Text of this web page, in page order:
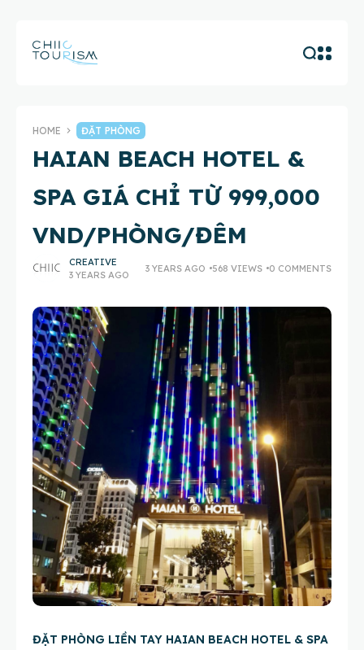
HOME ĐẶT PHÒNG
HAIAN BEACH HOTEL &
SPA GIÁ CHỈ TỪ 999,000
VND/PHÒNG/ĐÊM
CREATIVE
3 YEARS AGO
3 YEARS AGO 568 VIEWS 0 COMMENTS
ĐẶT PHÒNG LIỀN TAY HAIAN BEACH HOTEL & SPA